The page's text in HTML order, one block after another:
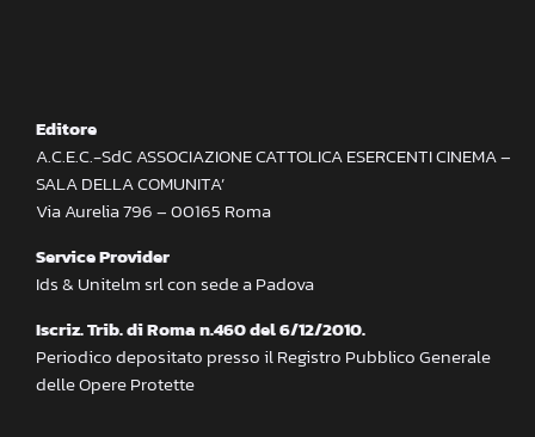
Editore
A.C.E.C.-SdC ASSOCIAZIONE CATTOLICA ESERCENTI CINEMA –
SALA DELLA COMUNITA’
Via Aurelia 796 – 00165 Roma
Service Provider
Ids & Unitelm srl con sede a Padova
Iscriz. Trib. di Roma n.460 del 6/12/2010.
Periodico depositato presso il Registro Pubblico Generale
delle Opere Protette